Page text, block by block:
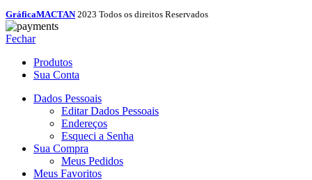
GráficaMACTAN 2023 Todos os direitos Reservados
Fechar
Produtos
Sua Conta
Dados Pessoais
Editar Dados Pessoais
Endereços
Esqueci a Senha
Sua Compra
Meus Pedidos
Meus Favoritos